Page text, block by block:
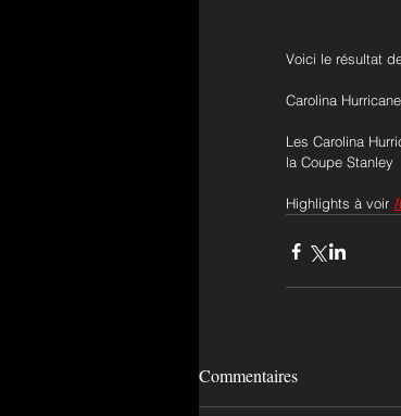
Voici le résultat
Carolina
Les Carolina
la Coupe Stanley
Highlights à voir
Commentaires